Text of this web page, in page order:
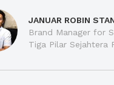
JANUAR ROBIN
Brand Manager for
Tiga Pilar Sejahtera